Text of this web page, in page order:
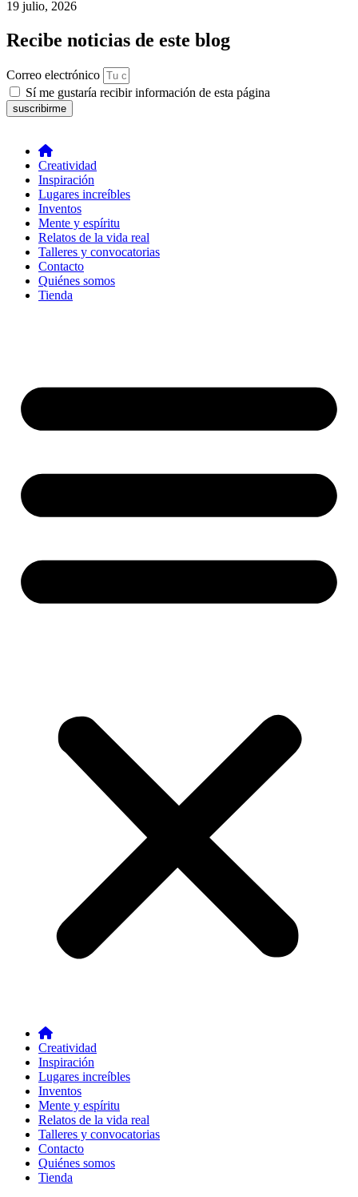
19 julio, 2026
Recibe noticias de este blog
Correo electrónico
Sí me gustaría recibir información de esta página
suscribirme
Creatividad
Inspiración
Lugares increíbles
Inventos
Mente y espíritu
Relatos de la vida real
Talleres y convocatorias
Contacto
Quiénes somos
Tienda
Creatividad
Inspiración
Lugares increíbles
Inventos
Mente y espíritu
Relatos de la vida real
Talleres y convocatorias
Contacto
Quiénes somos
Tienda